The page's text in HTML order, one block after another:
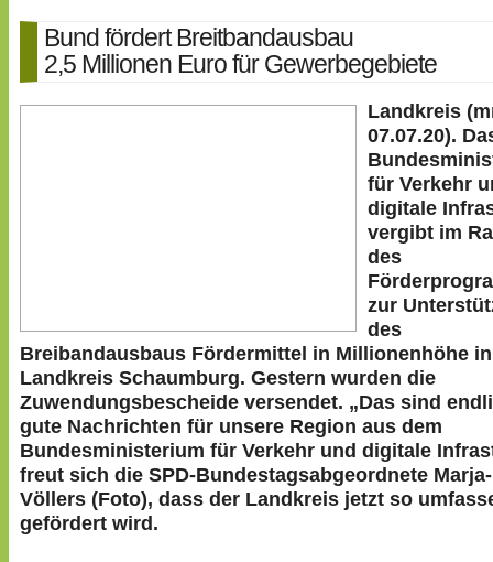
Bund fördert Breitbandausbau
2,5 Millionen Euro für Gewerbegebiete
Landkreis
07.07.20).
für Verkehr
digitale
vergibt im
des
zur
des
Breibandausbaus Fördermittel in Millionenhöhe
Landkreis Schaumburg. Gestern wurden die
Zuwendungsbescheide versendet. „Das sind
gute Nachrichten für unsere Region aus dem
Bundesministerium für Verkehr und digitale
freut sich die SPD-Bundestagsabgeordnete
Völlers (Foto), dass der Landkreis jetzt so
gefördert wird.